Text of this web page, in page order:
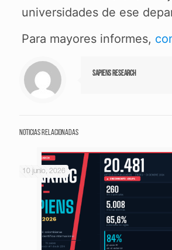
universidades de ese
Para mayores informes,
Sapiens Research
Noticias relacionadas
10 junio, 2026